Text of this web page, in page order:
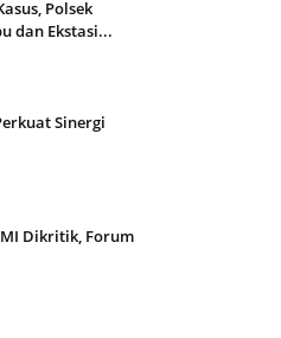
Polsek
dan Ekstasi...
Sinergi
Dikritik, Forum